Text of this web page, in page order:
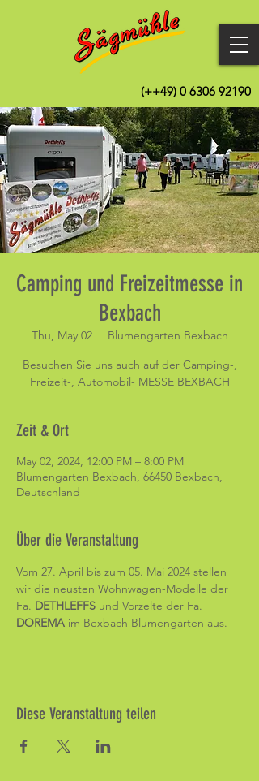
(++49) 0 6306 92190
Camping und Freizeitmesse in
Bexbach
Thu, May 02
  |
Blumengarten Bexbach
Besuchen Sie uns auch auf der Camping-,
Freizeit-, Automobil- MESSE BEXBACH
Zeit & Ort
May 02, 2024, 12:00 PM – 8:00 PM
Blumengarten Bexbach, 66450 Bexbach,
Deutschland
Über die Veranstaltung
Vom 27. April bis zum 05. Mai 2024 stellen
wir die neusten Wohnwagen-Modelle der
Fa. DETHLEFFS und Vorzelte der Fa.
DOREMA im Bexbach Blumengarten aus.
Diese Veranstaltung teilen